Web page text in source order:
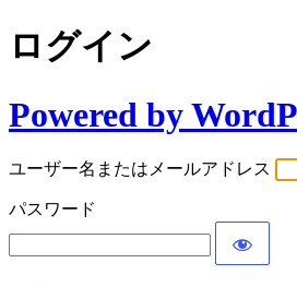
ログイン
Powered by
ユーザー名またはメールアドレス
パスワード